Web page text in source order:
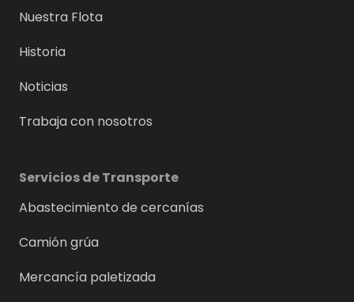
Nuestra Flota
Historia
Noticias
Trabaja con nosotros
Servicios de Transporte
Abastecimiento de cercanías
Camión grúa
Mercancía paletizada